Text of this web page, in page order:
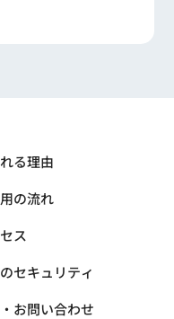
る理由
の流れ
ス
セキュリティ
お問い合わせ